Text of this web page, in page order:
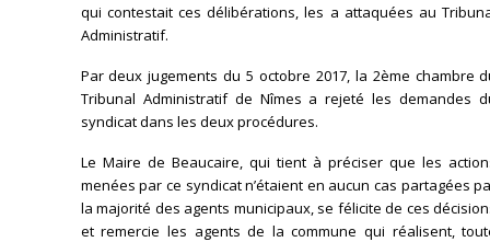
qui contestait ces délibérations, les a attaquées au
Administratif.
Par deux jugements du 5 octobre 2017, la 2ème chambre
Tribunal Administratif de Nîmes a rejeté les demandes
syndicat dans les deux procédures.
Le Maire de Beaucaire, qui tient à préciser que les
menées par ce syndicat n’étaient en aucun cas partagées
la majorité des agents municipaux, se félicite de ces
et remercie les agents de la commune qui réalisent,